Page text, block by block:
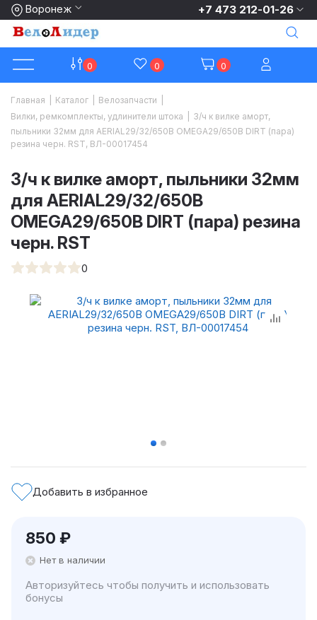
Воронеж +7 473 212-01-26
0 0 0
Главная Каталог Велозапчасти
Вилки, ремкомплекты, удлинители штока
З/ч к вилке аморт,
пыльники 32мм для AERIAL29/32/650B OMEGA29/650B DIRT (пара)
резина черн. RST, ВЛ-00017454
З/ч к вилке аморт, пыльники 32мм
для AERIAL29/32/650B
OMEGA29/650B DIRT (пара) резина
черн. RST
0
Добавить в избранное
850 ₽
Нет в наличии
Авторизуйтесь чтобы получить и использовать
бонусы